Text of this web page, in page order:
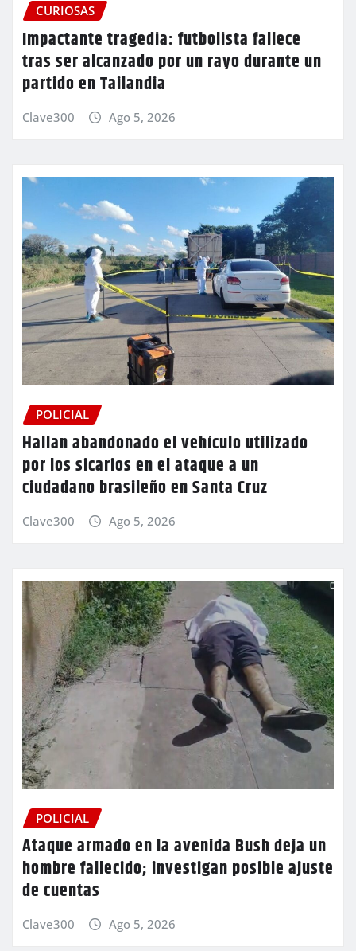
CURIOSAS
Impactante tragedia: futbolista fallece
tras ser alcanzado por un rayo durante un
partido en Tailandia
Clave300 Ago 5, 2026
POLICIAL
Hallan abandonado el vehículo utilizado
por los sicarios en el ataque a un
ciudadano brasileño en Santa Cruz
Clave300 Ago 5, 2026
POLICIAL
Ataque armado en la avenida Bush deja un
hombre fallecido; investigan posible ajuste
de cuentas
Clave300 Ago 5, 2026